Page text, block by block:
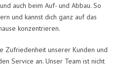
auch beim Auf- und Abbau. So
und kannst dich ganz auf das
konzentrieren.
Zufriedenheit unserer Kunden und
Service an. Unser Team ist nicht